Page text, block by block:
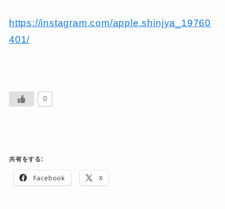
https://instagram.com/apple.shinjya_19760
401/
0
共有をする:
Facebook X